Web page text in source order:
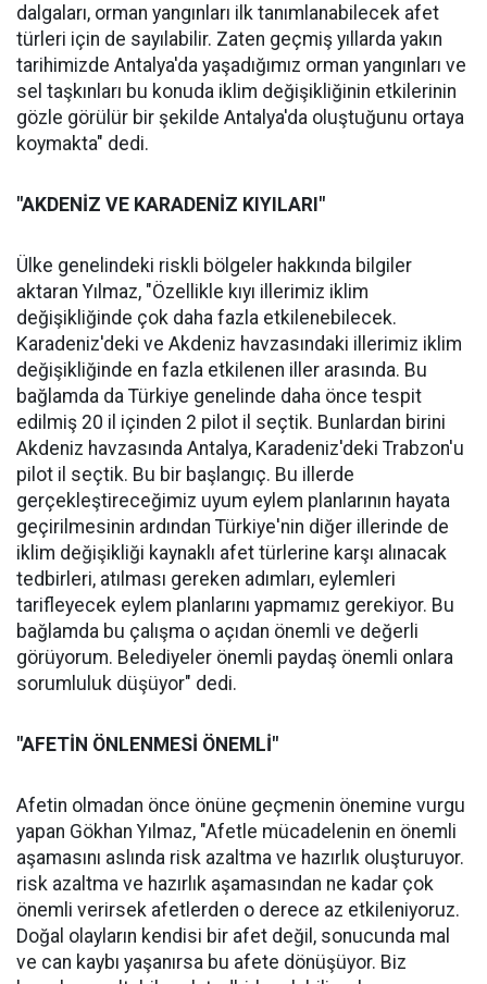
dalgaları, orman yangınları ilk tanımlanabilecek afet
türleri için de sayılabilir. Zaten geçmiş yıllarda yakın
tarihimizde Antalya'da yaşadığımız orman yangınları ve
sel taşkınları bu konuda iklim değişikliğinin etkilerinin
gözle görülür bir şekilde Antalya'da oluştuğunu ortaya
koymakta" dedi.
"AKDENİZ VE KARADENİZ KIYILARI"
Ülke genelindeki riskli bölgeler hakkında bilgiler
aktaran Yılmaz, "Özellikle kıyı illerimiz iklim
değişikliğinde çok daha fazla etkilenebilecek.
Karadeniz'deki ve Akdeniz havzasındaki illerimiz iklim
değişikliğinde en fazla etkilenen iller arasında. Bu
bağlamda da Türkiye genelinde daha önce tespit
edilmiş 20 il içinden 2 pilot il seçtik. Bunlardan birini
Akdeniz havzasında Antalya, Karadeniz'deki Trabzon'u
pilot il seçtik. Bu bir başlangıç. Bu illerde
gerçekleştireceğimiz uyum eylem planlarının hayata
geçirilmesinin ardından Türkiye'nin diğer illerinde de
iklim değişikliği kaynaklı afet türlerine karşı alınacak
tedbirleri, atılması gereken adımları, eylemleri
tarifleyecek eylem planlarını yapmamız gerekiyor. Bu
bağlamda bu çalışma o açıdan önemli ve değerli
görüyorum. Belediyeler önemli paydaş önemli onlara
sorumluluk düşüyor" dedi.
"AFETİN ÖNLENMESİ ÖNEMLİ"
Afetin olmadan önce önüne geçmenin önemine vurgu
yapan Gökhan Yılmaz, "Afetle mücadelenin en önemli
aşamasını aslında risk azaltma ve hazırlık oluşturuyor.
risk azaltma ve hazırlık aşamasından ne kadar çok
önemli verirsek afetlerden o derece az etkileniyoruz.
Doğal olayların kendisi bir afet değil, sonucunda mal
ve can kaybı yaşanırsa bu afete dönüşüyor. Biz